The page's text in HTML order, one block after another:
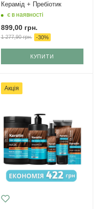
Керамід + Пребіотик
є в наявності
899,00грн.
1 277,90грн. -30%
КУПИТИ
Акція